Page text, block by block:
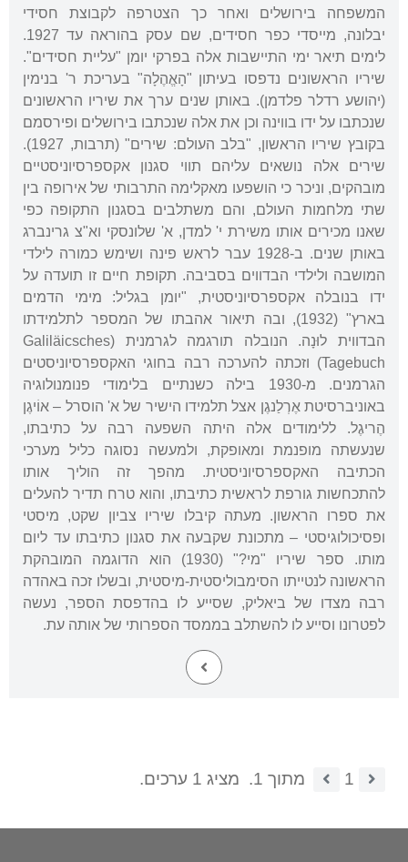
המשפחה בירושלים ואחר כך הצטרפה לקבוצת חסידי
יבלונה, מייסדי כפר חסידים, שם עסק בהוראה עד 1927.
לימים תיאר ימי התיישבות אלה בפרקי יומן "עליית חסידים".
שיריו הראשונים נדפסו בעיתון "הָאֱהֶלָה" בעריכת ר' בנימין
(יהושע רדלר פלדמן). באותן שנים ערך את שיריו הראשונים
שנכתבו על ידו בווינה וכן את אלה שנכתבו בירושלים ופירסמם
בקובץ שיריו הראשון, "בלב העולם: שירים" (תרבות, 1927).
שירים אלה נושאים עליהם תווי סגנון אקספרסיוניסטיים
מובהקים, וניכר כי הושפעו מאקלימה התרבותי של אירופה בין
שתי מלחמות העולם, והם משתלבים בסגנון התקופה כפי
שאנו מכירים אותו משירת י' למדן, א' שלונסקי וא"צ גרינברג
באותן שנים. ב-1928 עבר לראש פינה ושימש כמורה לילדי
המושבה ולילדי הבדווים בסביבה. תקופת חיים זו תועדה על
ידו בנובלה אקספרסיוניסטית, "יומן בגליל: מימי הדמים
בארץ" (1932), ובה תיאור אהבתו של המספר לתלמידתו
הבדווית לוּנָה. הנובלה תורגמה לגרמנית (Galiläicsches
Tagebuch) וזכתה להערכה רבה בחוגי האקספרסיוניסטים
הגרמנים. מ-1930 בילה כשנתיים בלימודי פנומנולוגיה
באוניברסיטת אֶרְלַנגֶן אצל תלמידו הישיר של א' הוסרל – אוֹיגֶן
הֶריגֶל. ללימודים אלה היתה השפעה רבה על כתיבתו,
שנעשתה מופנמת ומאופקת, ולמעשה נסוגה כליל מערכי
הכתיבה האקספרסיוניסטית. מהפך זה הוליך אותו
להתכחשות גורפת לראשית כתיבתו, והוא טרח תדיר להעלים
את ספרו הראשון. מעתה קיבלו שיריו צביון שקט, מיסטי
ופסיכולוגיסטי – מתכונת שקבעה את סגנון כתיבתו עד ליום
מותו. ספר שיריו "מי?" (1930) הוא הדוגמה המובהקת
הראשונה לנטייתו הסימבוליסטית-מיסטית, ובשלו זכה באהדה
רבה מצדו של ביאליק, שסייע לו בהדפסת הספר, נעשה
לפטרונו וסייע לו להשתלב בממסד הספרותי של אותה עת.
1 מתוך 1. מציג 1 ערכים.